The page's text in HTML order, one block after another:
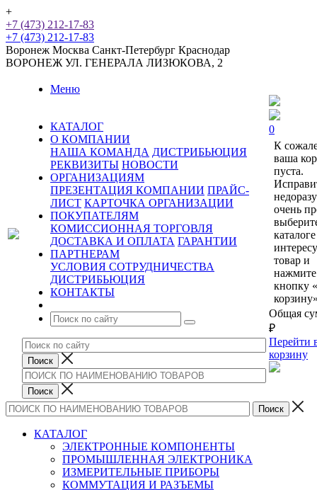
+
+7 (473) 212-17-83
+7 (473) 212-17-83
Воронеж Москва Санкт-Петербург Краснодар
ВОРОНЕЖ УЛ. ГЕНЕРАЛА ЛИЗЮКОВА, 2
Меню
КАТАЛОГ
О КОМПАНИИ
НАША КОМАНДА ДИСТРИБЬЮЦИЯ
РЕКВИЗИТЫ НОВОСТИ
ОРГАНИЗАЦИЯМ
ПРЕЗЕНТАЦИЯ КОМПАНИИ ПРАЙС-
ЛИСТ КАРТОЧКА ОРГАНИЗАЦИИ
ПОКУПАТЕЛЯМ
КОМИССИОННАЯ ТОРГОВЛЯ
ДОСТАВКА И ОПЛАТА ГАРАНТИИ
ПАРТНЕРАМ
УСЛОВИЯ СОТРУДНИЧЕСТВА
ДИСТРИБЬЮЦИЯ
КОНТАКТЫ
0
К
ваша
пуста.
очень
каталоге
товар и
нажмите
кнопку
Общая
₽
Перейти
корзину
КАТАЛОГ
ЭЛЕКТРОННЫЕ КОМПОНЕНТЫ
ПРОМЫШЛЕННАЯ ЭЛЕКТРОНИКА
ИЗМЕРИТЕЛЬНЫЕ ПРИБОРЫ
КОММУТАЦИЯ И РАЗЪЕМЫ